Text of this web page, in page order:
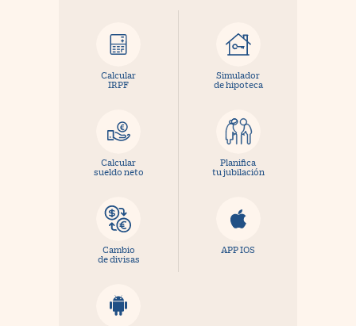
Calcular
IRPF
Simulador
de hipoteca
Calcular
sueldo neto
Planifica
tu jubilación
Cambio
de divisas
APP IOS